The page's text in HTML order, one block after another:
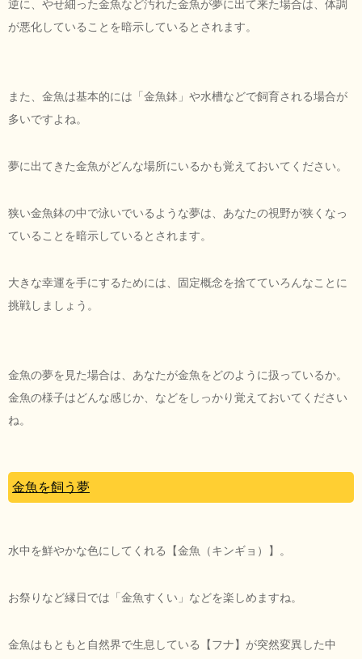
逆に、やせ細った金魚など汚れた金魚が夢に出て来た場合は、体調
が悪化していることを暗示しているとされます。
また、金魚は基本的には「金魚鉢」や水槽などで飼育される場合が
多いですよね。
夢に出てきた金魚がどんな場所にいるかも覚えておいてください。
狭い金魚鉢の中で泳いでいるような夢は、あなたの視野が狭くなっ
ていることを暗示しているとされます。
大きな幸運を手にするためには、固定概念を捨てていろんなことに
挑戦しましょう。
金魚の夢を見た場合は、あなたが金魚をどのように扱っているか。
金魚の様子はどんな感じか、などをしっかり覚えておいてください
ね。
金魚を飼う夢
水中を鮮やかな色にしてくれる【金魚（キンギョ）】。
お祭りなど縁日では「金魚すくい」などを楽しめますね。
金魚はもともと自然界で生息している【フナ】が突然変異した中